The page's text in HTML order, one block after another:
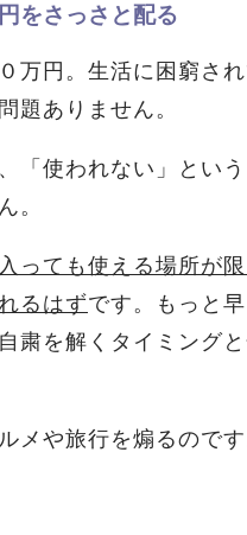
をさっさと配る
万円。生活に困窮さ
題ありません。
「使われない」とい
。
っても使える場所が
るはずです。もっと
粛を解くタイミング
メや旅行を煽るのです